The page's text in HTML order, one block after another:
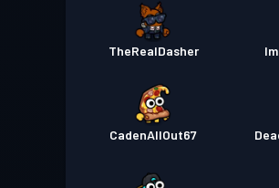
TheRealDasher
CadenAllOut67